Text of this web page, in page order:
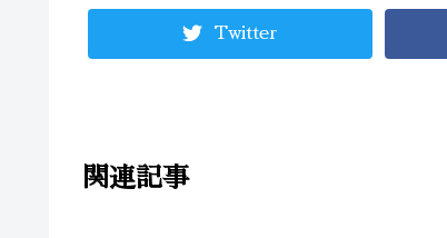
Twitter
関連記事